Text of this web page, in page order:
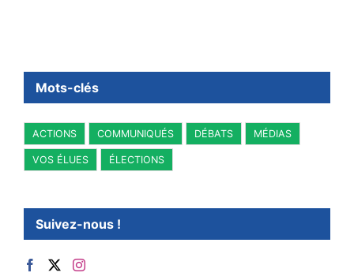
Mots-clés
ACTIONS COMMUNIQUÉS DÉBATS MÉDIAS
VOS ÉLUES ÉLECTIONS
Suivez-nous !